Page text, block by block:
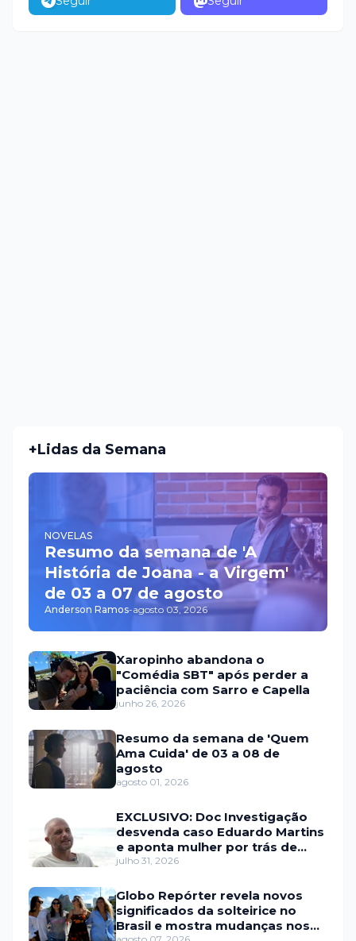
+Lidas da Semana
NOVELAS
Resumo da semana de 'A
História de Joana - a Virgem'
de 03 a 07 de agosto
Anderson Ramos-agosto 03, 2026
Xaropinho abandona o
"Comédia SBT" após perder a
paciência com Sarro e Capella
junho 26, 2026
Resumo da semana de 'Quem
Ama Cuida' de 03 a 08 de
agosto
agosto 01, 2026
EXCLUSIVO: Doc Investigação
desvenda caso Eduardo Martins
e aponta mulher por trás de
fraude internacional
julho 31, 2026
Globo Repórter revela novos
significados da solteirice no
Brasil e mostra mudanças nos